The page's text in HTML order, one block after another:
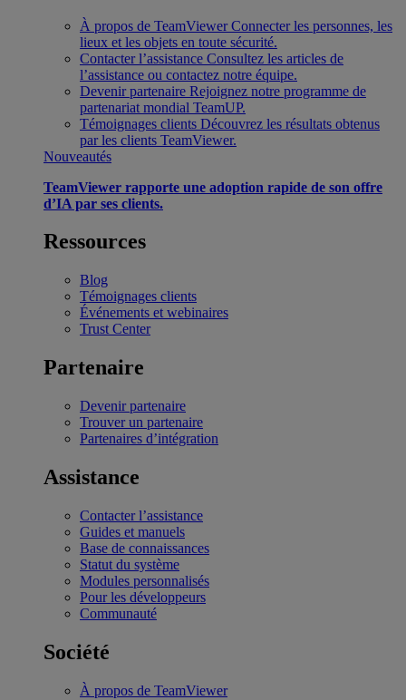
À propos de TeamViewer Connecter les personnes, les
lieux et les objets en toute sécurité.
Contacter l’assistance Consultez les articles de
l’assistance ou contactez notre équipe.
Devenir partenaire Rejoignez notre programme de
partenariat mondial TeamUP.
Témoignages clients Découvrez les résultats obtenus
par les clients TeamViewer.
Nouveautés
TeamViewer rapporte une adoption rapide de son offre
d’IA par ses clients.
Ressources
Blog
Témoignages clients
Événements et webinaires
Trust Center
Partenaire
Devenir partenaire
Trouver un partenaire
Partenaires d’intégration
Assistance
Contacter l’assistance
Guides et manuels
Base de connaissances
Statut du système
Modules personnalisés
Pour les développeurs
Communauté
Société
À propos de TeamViewer